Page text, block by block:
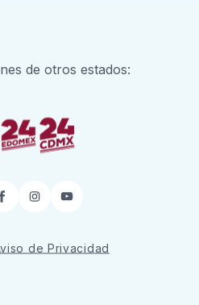
de otros estados:
Facebook
InstagramYouTube
de Privacidad